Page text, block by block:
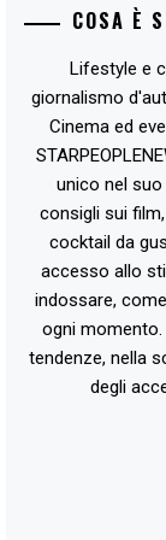
COSA È
Lifestyle e
giornalismo
Cinema ed
unico nel suo
consigli sui
cocktail da
accesso allo
indossare,
ogni
tendenze, nella
degli